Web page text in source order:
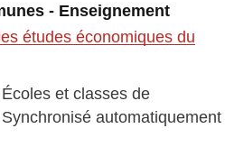
- Enseignement
études économiques du
et classes de
automatiquement